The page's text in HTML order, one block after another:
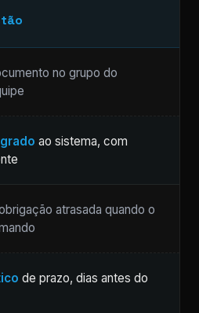
no grupo do
ao sistema, com
atrasada quando o
de prazo, dias antes do